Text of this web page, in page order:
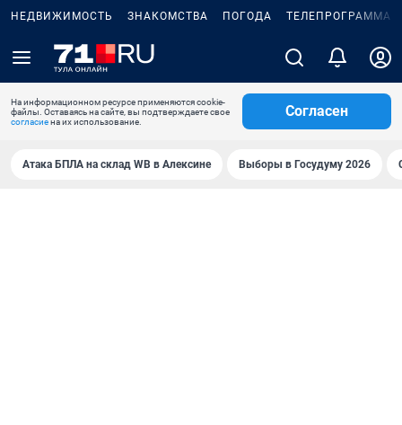
НЕДВИЖИМОСТЬ ЗНАКОМСТВА ПОГОДА ТЕЛЕПРОГРАММА
На информационном ресурсе применяются cookie-
файлы. Оставаясь на сайте, вы подтверждаете свое
согласиена их использование.
Согласен
Атака БПЛА на склад WB в Алексине Выборы в Госудуму 2026